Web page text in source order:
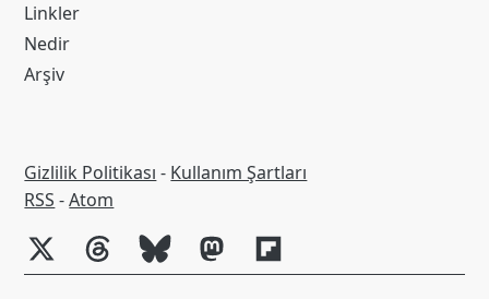
Linkler
Nedir
Arşiv
Gizlilik Politikası - Kullanım Şartları
RSS
RSS -Atom